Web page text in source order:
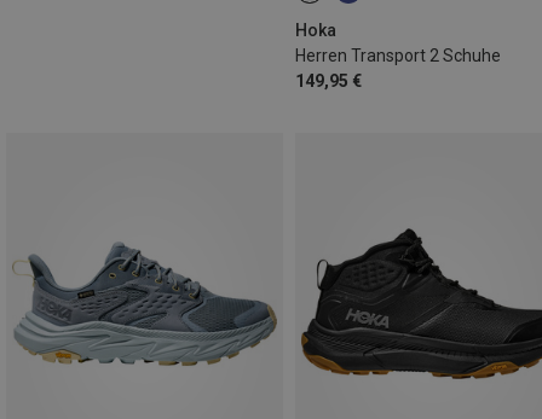
Hoka
Herren Transport 2 Schuhe
149,95 €